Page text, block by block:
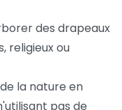
des drapeaux
religieux ou
la nature en
pas de